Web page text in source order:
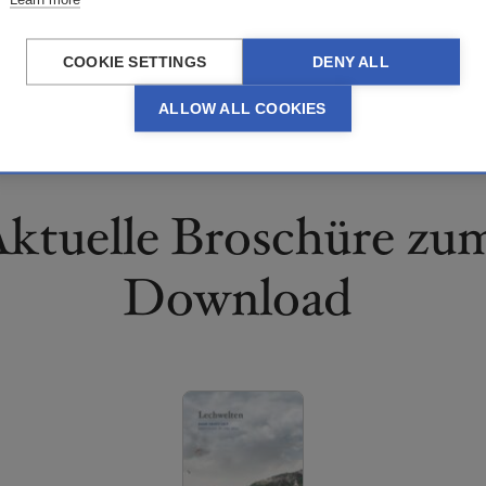
Broschüre
Download
COOKIE SETTINGS DENY ALL
ALLOW ALL COOKIES